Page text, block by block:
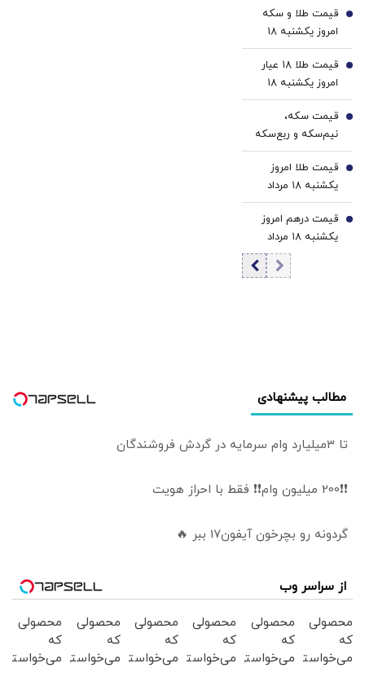
کاهش قیمت
بیت‌کوین
قیمت طلا و سکه
امروز یکشنبه ۱۸
مرداد ۱۴۰۵/کاهش
قیمت طلا و سکه
3
قیمت طلا ۱۸ عیار
امروز یکشنبه ۱۸
مرداد ۱۴۰۵/کاهش
قیمت طلا
4
قیمت سکه،
نیم‌سکه و ربع‌سکه
امروز یکشنبه ۱۸
مرداد ۱۴۰۵/ کاهش
قیمت سکه
5
قیمت طلا امروز
یکشنبه ۱۸ مرداد
۱۴۰۵
6
قیمت درهم امروز
یکشنبه ۱۸ مرداد
۱۴۰۵/ افزایش
قیمت درهم
7
مطالب پیشنهادی
تا 3میلیارد وام سرمایه در گردش فروشندگان
❗❗200 میلیون وام❗❗ فقط با احراز هویت
گردونه رو بچرخون آیفون17 ببر 🔥
از سراسر وب
محصولی
که
می‌خواستی
محصولی
که
می‌خواستی
محصولی
که
می‌خواستی
محصولی
که
می‌خواستی
محصولی
که
می‌خواستی
محصولی
که
می‌خواستی